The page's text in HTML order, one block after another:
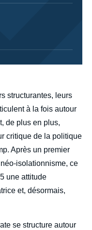
structurantes, leurs
à la fois autour
de plus en plus,
critique de la politique
Après un premier
isolationnisme, ce
une attitude
et, désormais,
se structure autour